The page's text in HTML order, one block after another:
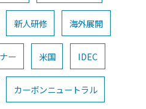
新人研修 海外展開
ー 米国 IDEC
カーボンニュートラル